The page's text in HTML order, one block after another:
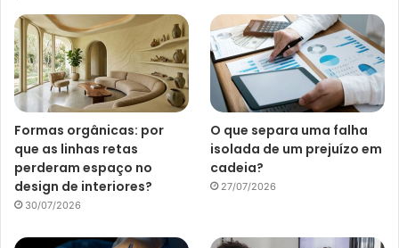
Formas orgânicas: por
que as linhas retas
perderam espaço no
design de interiores?
30/07/2026
O que separa uma falha
isolada de um prejuízo em
cadeia?
27/07/2026